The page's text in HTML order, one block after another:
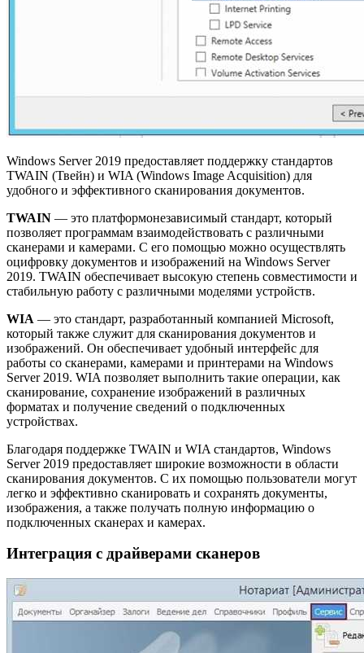
Windows Server 2019 предоставляет поддержку стандартов
TWAIN (Твейн) и WIA (Windows Image Acquisition) для
удобного и эффективного сканирования документов.
TWAIN — это платформонезависимый стандарт, который
позволяет программам взаимодействовать с различными
сканерами и камерами. С его помощью можно осуществлять
оцифровку документов и изображений на Windows Server
2019. TWAIN обеспечивает высокую степень совместимости и
стабильную работу с различными моделями устройств.
WIA — это стандарт, разработанный компанией Microsoft,
который также служит для сканирования документов и
изображений. Он обеспечивает удобный интерфейс для
работы со сканерами, камерами и принтерами на Windows
Server 2019. WIA позволяет выполнить такие операции, как
сканирование, сохранение изображений в различных
форматах и получение сведений о подключенных
устройствах.
Благодаря поддержке TWAIN и WIA стандартов, Windows
Server 2019 предоставляет широкие возможности в области
сканирования документов. С их помощью пользователи могут
легко и эффективно сканировать и сохранять документы,
изображения, а также получать полную информацию о
подключенных сканерах и камерах.
Интеграция с драйверами сканеров